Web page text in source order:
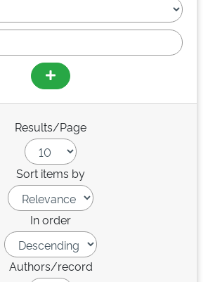
Results/Page
Sort items by
In order
Authors/record